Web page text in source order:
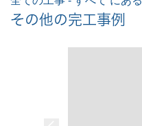
その他の完工事例